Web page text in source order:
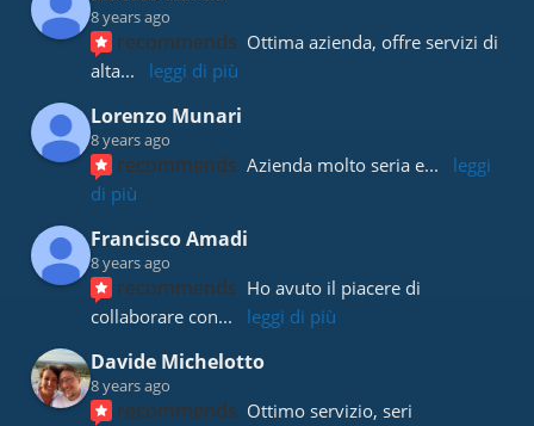
8 years ago
recommends Ottima azienda, offre servizi di
alta... leggi di più
Lorenzo Munari
8 years ago
recommends Azienda molto seria e...
leggi
di più
Francisco Amadi
8 years ago
recommends Ho avuto il piacere di
collaborare con... leggi di più
Davide Michelotto
8 years ago
recommends Ottimo servizio, seri